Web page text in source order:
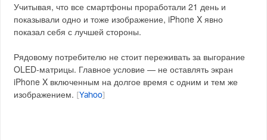
Учитывая, что все смартфоны проработали 21 день и
показывали одно и тоже изображение, iPhone X явно
показал себя с лучшей стороны.
Рядовому потребителю не стоит переживать за выгорание
OLED-матрицы. Главное условие — не оставлять экран
iPhone X включенным на долгое время с одним и тем же
изображением.
Yahoo